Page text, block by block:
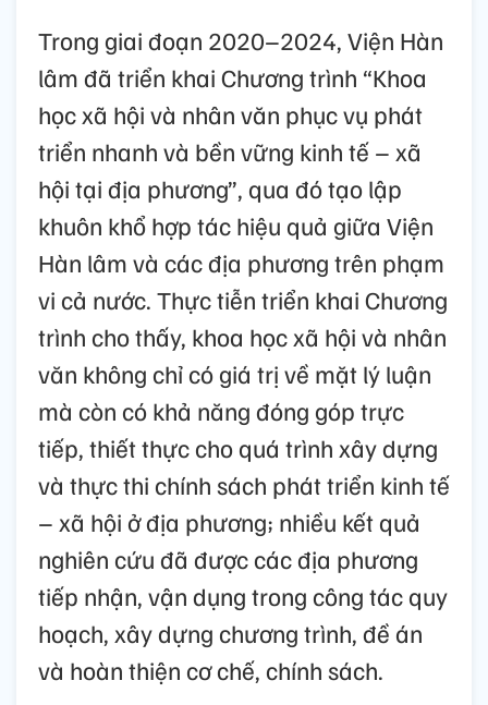
Trong giai đoạn 2020–2024, Viện Hàn
lâm đã triển khai Chương trình “Khoa
học xã hội và nhân văn phục vụ phát
triển nhanh và bền vững kinh tế – xã
hội tại địa phương”, qua đó tạo lập
khuôn khổ hợp tác hiệu quả giữa Viện
Hàn lâm và các địa phương trên phạm
vi cả nước. Thực tiễn triển khai Chương
trình cho thấy, khoa học xã hội và nhân
văn không chỉ có giá trị về mặt lý luận
mà còn có khả năng đóng góp trực
tiếp, thiết thực cho quá trình xây dựng
và thực thi chính sách phát triển kinh tế
– xã hội ở địa phương; nhiều kết quả
nghiên cứu đã được các địa phương
tiếp nhận, vận dụng trong công tác quy
hoạch, xây dựng chương trình, đề án
và hoàn thiện cơ chế, chính sách.